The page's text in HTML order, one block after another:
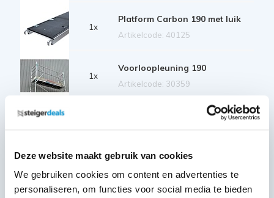
Deze website maakt gebruik van cookies
We gebruiken cookies om content en advertenties te
personaliseren, om functies voor social media te bieden
1x
Platform Carbon 190 met luik
Artikelcode: 40125
1x
Voorloopleuning 190
Artikelcode: 30359
Diagonale schoor 190
Artikelcode: 30326
2x